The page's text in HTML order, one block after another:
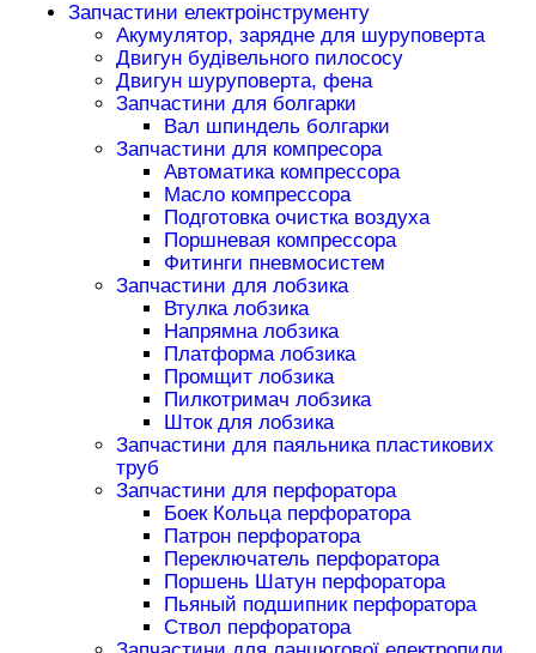
Запчастини електроінструменту
Акумулятор, зарядне для шуруповерта
Двигун будівельного пилососу
Двигун шуруповерта, фена
Запчастини для болгарки
Вал шпиндель болгарки
Запчастини для компресора
Автоматика компрессора
Масло компрессора
Подготовка очистка воздуха
Поршневая компрессора
Фитинги пневмосистем
Запчастини для лобзика
Втулка лобзика
Напрямна лобзика
Платформа лобзика
Промщит лобзика
Пилкотримач лобзика
Шток для лобзика
Запчастини для паяльника пластикових
труб
Запчастини для перфоратора
Боек Кольца перфоратора
Патрон перфоратора
Переключатель перфоратора
Поршень Шатун перфоратора
Пьяный подшипник перфоратора
Ствол перфоратора